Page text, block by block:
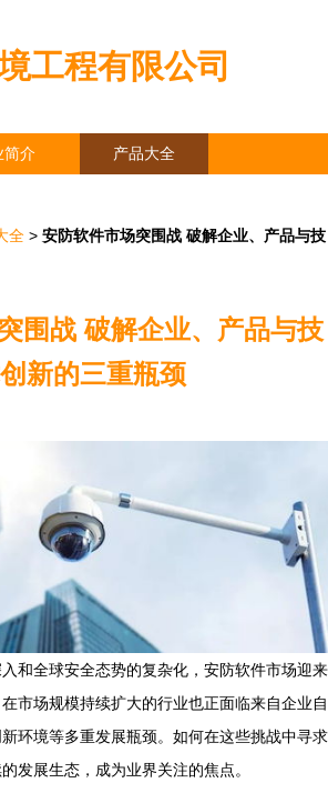
工程有限公司
简介 产品大全
全 > 安防软件市场突围战 破解企业、产品与技
围战 破解企业、产品与技
新的三重瓶颈
和全球安全态势的复杂化，安防软件市场迎来
市场规模持续扩大的行业也正面临来自企业自
环境等多重发展瓶颈。如何在这些挑战中寻求
发展生态，成为业界关注的焦点。